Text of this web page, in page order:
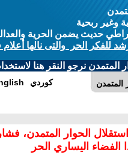
وغير ربحية
حديث يضمن الحرية والعدالة
للفكر الحر والتى نالها أعلام
نرجو النقر هنا
المتمدن كوردي
الحوار المتمدن،
الفضاء اليساري الحر